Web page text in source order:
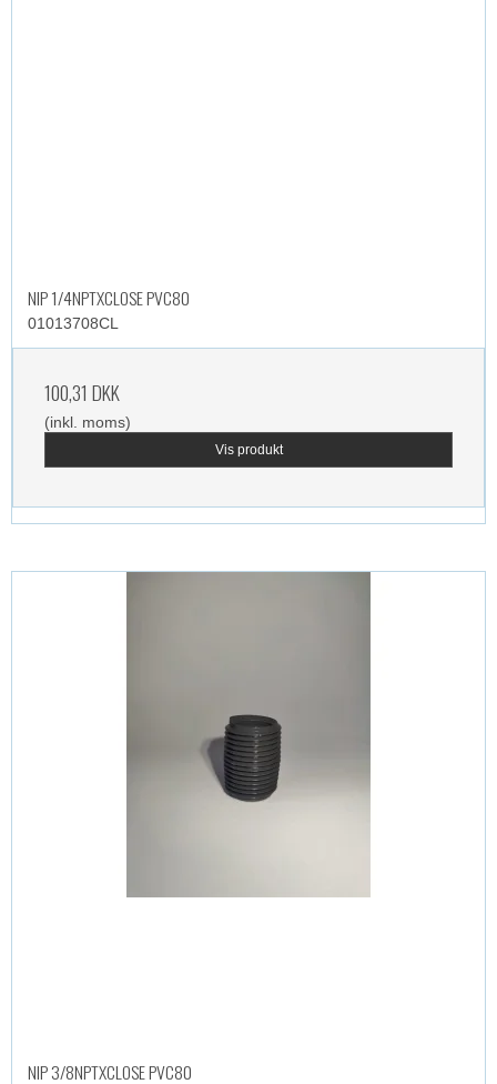
NIP 1/4NPTXCLOSE PVC80
01013708CL
100,31 DKK
(inkl. moms)
Vis produkt
NIP 3/8NPTXCLOSE PVC80